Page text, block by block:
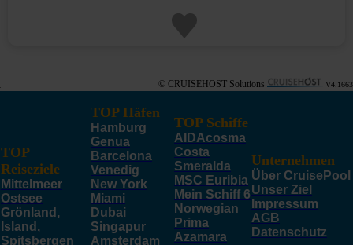
© CRUISEHOST Solutions V4.1663
TOP
Reiseziele
Mittelmeer
Ostsee
Grönland,
Island,
Spitsbergen
TOP Häfen
Hamburg
Genua
Barcelona
Venedig
New York
Miami
Dubai
Singapur
Amsterdam
TOP Schiffe
AIDAcosma
Costa
Smeralda
MSC Euribia
Mein Schiff 6
Norwegian
Prima
Azamara
Unternehmen
Über CruisePool
Unser Ziel
Impressum
AGB
Datenschutz